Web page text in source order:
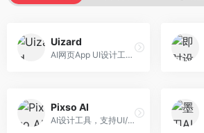
Uizard
AI网页App UI设计工具，专注于快速界面生成。面向产品经理和设计师，提供线框图转UI、界面生成、设计优化等服务，设计速度快。
Pixso AI
AI设计工具，支持UI/UX设计全流程。面向设计师和产品团队，提供界面生成、设计优化、协作评审等服务，国产替代方案，团队协作便捷。